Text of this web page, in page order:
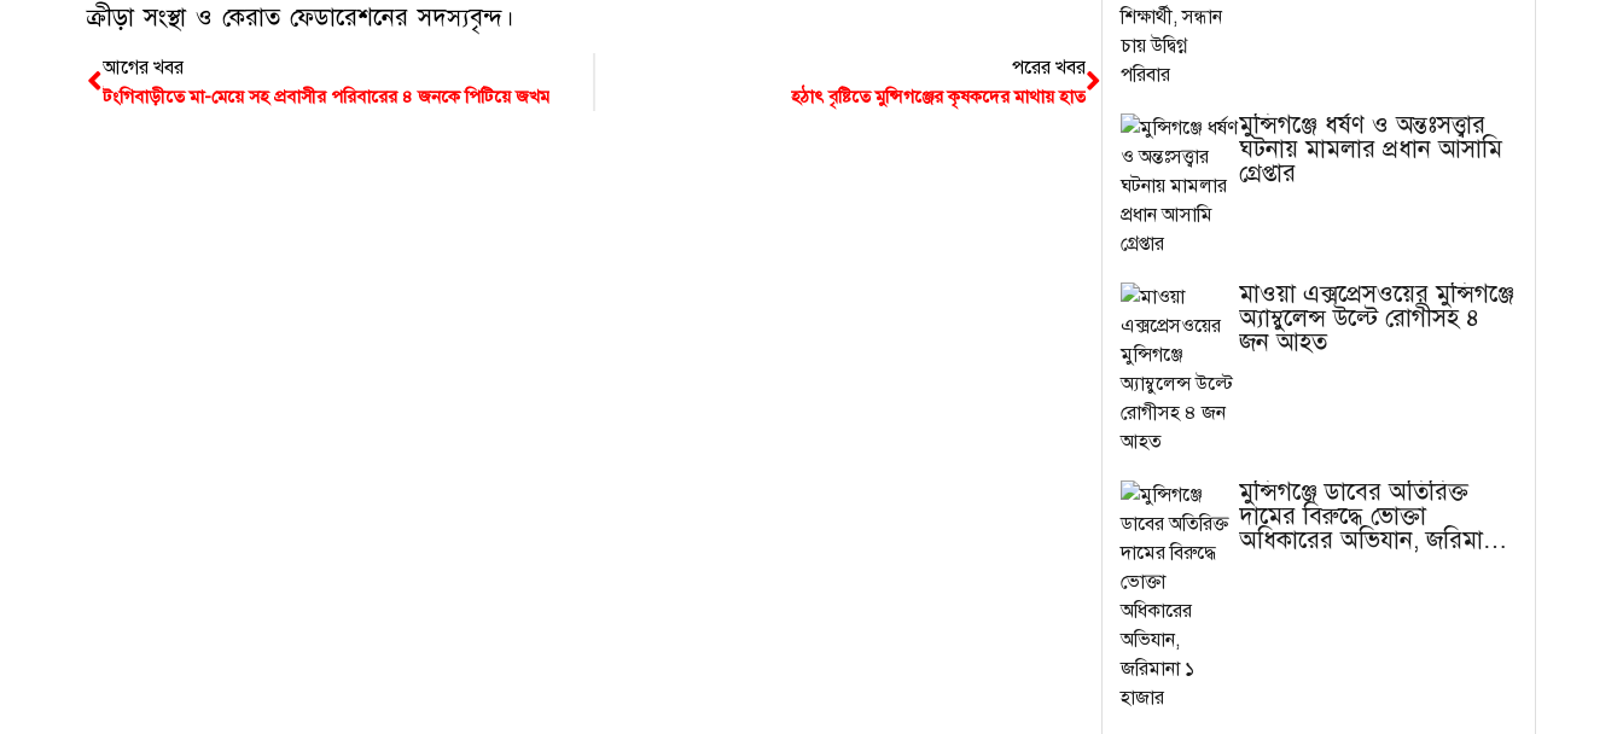
ক্রীড়া সংস্থা ও কেরাত ফেডারেশনের সদস্যবৃন্দ।
আগের খবর
টংগিবাড়ীতে মা-মেয়ে সহ প্রবাসীর পরিবারের ৪ জনকে পিটিয়ে জখম
পরের খবর
হঠাৎ বৃষ্টিতে মুন্সিগঞ্জের কৃষকদের মাথায় হাত
মুন্সিগঞ্জে ধর্ষণ ও অন্তঃসত্ত্বার
ঘটনায় মামলার প্রধান আসামি
গ্রেপ্তার
মাওয়া এক্সপ্রেসওয়ের মুন্সিগঞ্জে
অ্যাম্বুলেন্স উল্টে রোগীসহ ৪
জন আহত
মুন্সিগঞ্জে ডাবের অতিরিক্ত
দামের বিরুদ্ধে ভোক্তা
অধিকারের অভিযান, জরিমানা